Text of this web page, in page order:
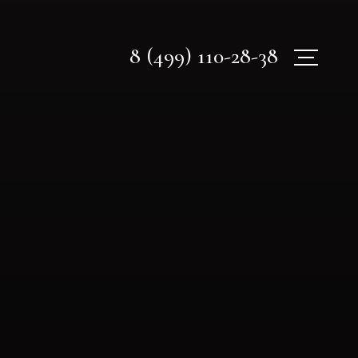
8 (499) 110-28-38